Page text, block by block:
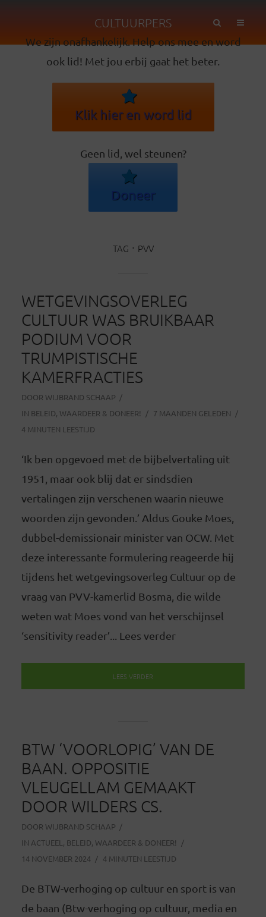
CULTUURPERS
We zijn onafhankelijk. Help ons mee en word
ook lid! Met jou erbij gaat het beter.
Klik hier en word lid
Geen lid, wel steunen?
Doneer
TAG PVV
WETGEVINGSOVERLEG
CULTUUR WAS BRUIKBAAR
PODIUM VOOR
TRUMPISTISCHE
KAMERFRACTIES
DOOR WIJBRAND SCHAAP
IN BELEID, WAARDEER & DONEER!
7 MAANDEN GELEDEN
4 MINUTEN LEESTIJD
‘Ik ben opgevoed met de bijbelvertaling uit
1951, maar ook blij dat er sindsdien
vertalingen zijn verschenen waarin nieuwe
woorden zijn gevonden.’ Aldus Gouke Moes,
dubbel-demissionair minister van OCW. Met
deze interessante formulering reageerde hij
tijdens het wetgevingsoverleg Cultuur op de
vraag van PVV-kamerlid Bosma, die wilde
weten wat Moes vond van het verschijnsel
‘sensitivity reader’... Lees verder
LEES VERDER
BTW ‘VOORLOPIG’ VAN DE
BAAN. OPPOSITIE
VLEUGELLAM GEMAAKT
DOOR WILDERS CS.
DOOR WIJBRAND SCHAAP
IN ACTUEEL , BELEID, WAARDEER & DONEER!
14 NOVEMBER 2024
4 MINUTEN LEESTIJD
De BTW-verhoging op cultuur en sport is van
de baan (Btw-verhoging op cultuur, media en